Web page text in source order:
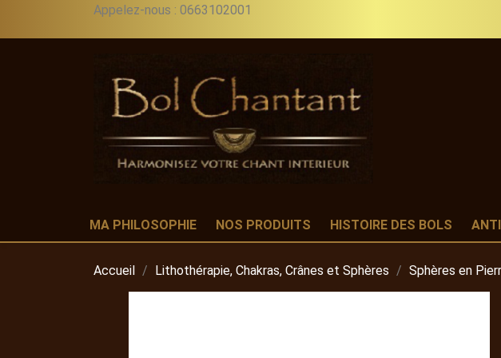
Appelez-nous : 0663102001
MA PHILOSOPHIE NOS PRODUITS HISTOIRE DES BOLS
Accueil Lithothérapie, Chakras, Crânes et Sphères Sphères en